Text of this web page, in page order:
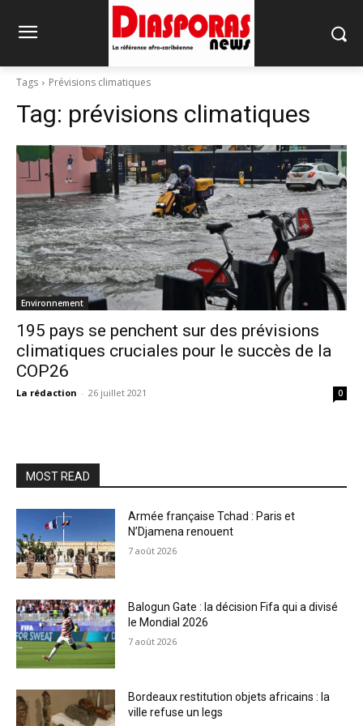
Tags Prévisions climatiques
Tag: prévisions climatiques
Environnement
195 pays se penchent sur des prévisions
climatiques cruciales pour le succès de la
COP26
La rédaction - 26 juillet 2021 0
MOST READ
Armée française Tchad : Paris et
N’Djamena renouent
7 août 2026
Balogun Gate : la décision Fifa qui a divisé
le Mondial 2026
7 août 2026
Bordeaux restitution objets africains : la
ville refuse un legs